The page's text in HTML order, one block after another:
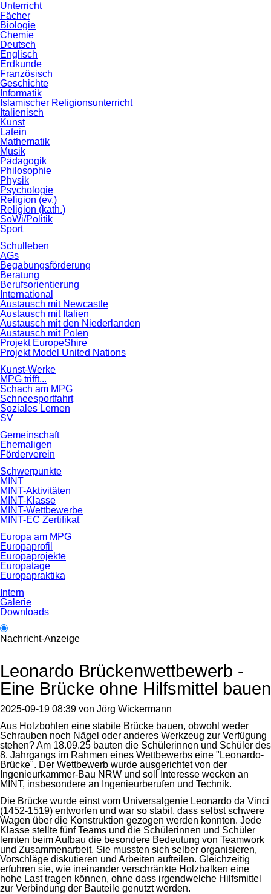
Unterricht
Fächer
Biologie
Chemie
Deutsch
Englisch
Erdkunde
Französisch
Geschichte
Informatik
Islamischer Religionsunterricht
Italienisch
Kunst
Latein
Mathematik
Musik
Pädagogik
Philosophie
Physik
Psychologie
Religion (ev.)
Religion (kath.)
SoWi/Politik
Sport
Schulleben
AGs
Begabungsförderung
Beratung
Berufsorientierung
International
Austausch mit Newcastle
Austausch mit Italien
Austausch mit den Niederlanden
Austausch mit Polen
Projekt EuropeShire
Projekt Model United Nations
Kunst-Werke
MPG trifft...
Schach am MPG
Schneesportfahrt
Soziales Lernen
SV
Gemeinschaft
Ehemaligen
Förderverein
Schwerpunkte
MINT
MINT-Aktivitäten
MINT-Klasse
MINT-Wettbewerbe
MINT-EC Zertifikat
Europa am MPG
Europaprofil
Europaprojekte
Europatage
Europapraktika
Intern
Galerie
Downloads
Nachricht-Anzeige
Leonardo Brückenwettbewerb -
Eine Brücke ohne Hilfsmittel bauen
2025-09-19 08:39 von Jörg Wickermann
Aus Holzbohlen eine stabile Brücke bauen, obwohl weder
Schrauben noch Nägel oder anderes Werkzeug zur Verfügung
stehen? Am 18.09.25 bauten die Schülerinnen und Schüler des
8. Jahrgangs im Rahmen eines Wettbewerbs eine "Leonardo-
Brücke". Der Wettbewerb wurde ausgerichtet von der
Ingenieurkammer-Bau NRW und soll Interesse wecken an
MINT, insbesondere an Ingenieurberufen und Technik.
Die Brücke wurde einst vom Universalgenie Leonardo da Vinci
(1452-1519) entworfen und war so stabil, dass selbst schwere
Wagen über die Konstruktion gezogen werden konnten. Jede
Klasse stellte fünf Teams und die Schülerinnen und Schüler
lernten beim Aufbau die besondere Bedeutung von Teamwork
und Zusammenarbeit. Sie mussten sich selber organisieren,
Vorschläge diskutieren und Arbeiten aufteilen. Gleichzeitig
erfuhren sie, wie ineinander verschränkte Holzbalken eine
hohe Last tragen können, ohne dass irgendwelche Hilfsmittel
zur Verbindung der Bauteile genutzt werden.